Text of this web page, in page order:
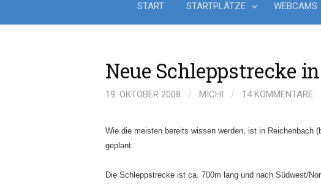
START STARTPLÄTZE WEBCAMS
Neue Schleppstrecke
19. OKTOBER 2008 / MICHI / 14 KOMMENTARE
Wie die meisten bereits wissen werden, ist in Reichenbach
geplant.
Die Schleppstrecke ist ca. 700m lang und nach Südwest/